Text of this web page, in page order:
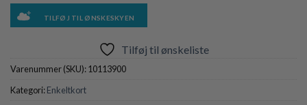
TILFØJ TIL ØNSKESKYEN
Tilføj til ønskeliste
Varenummer (SKU):10113900
Kategori:Enkeltkort